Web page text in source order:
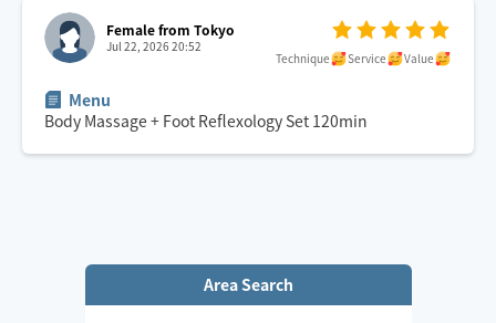
Female from Tokyo
Jul 22, 2026 20:52
Technique Service Value
Menu
Body Massage + Foot Reflexology Set 120min
Area Search